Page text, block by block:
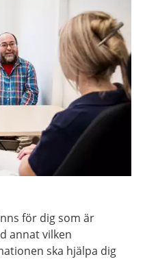
för dig som är
annat vilken
ska hjälpa dig